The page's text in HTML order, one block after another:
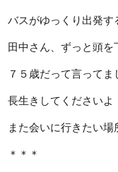
バスがゆっくり出発す
田中さん、ずっと頭を
７５歳だって言ってま
長生きしてくださいよ
また会いに行きたい場
＊＊＊